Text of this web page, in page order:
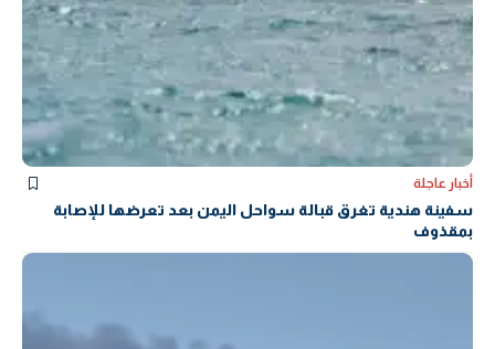
أخبار عاجلة
سفينة هندية تغرق قبالة سواحل اليمن بعد تعرضها للإصابة
بمقذوف